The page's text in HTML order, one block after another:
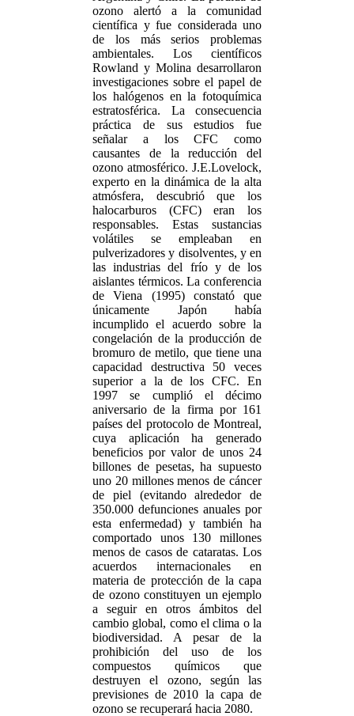
ozono alertó a la comunidad
científica y fue considerada uno
de los más serios problemas
ambientales. Los científicos
Rowland y Molina desarrollaron
investigaciones sobre el papel de
los halógenos en la fotoquímica
estratosférica. La consecuencia
práctica de sus estudios fue
señalar a los CFC como
causantes de la reducción del
ozono atmosférico. J.E.Lovelock,
experto en la dinámica de la alta
atmósfera, descubrió que los
halocarburos (CFC) eran los
responsables. Estas sustancias
volátiles se empleaban en
pulverizadores y disolventes, y en
las industrias del frío y de los
aislantes térmicos. La conferencia
de Viena (1995) constató que
únicamente Japón había
incumplido el acuerdo sobre la
congelación de la producción de
bromuro de metilo, que tiene una
capacidad destructiva 50 veces
superior a la de los CFC. En
1997 se cumplió el décimo
aniversario de la firma por 161
países del protocolo de Montreal,
cuya aplicación ha generado
beneficios por valor de unos 24
billones de pesetas, ha supuesto
uno 20 millones menos de cáncer
de piel (evitando alrededor de
350.000 defunciones anuales por
esta enfermedad) y también ha
comportado unos 130 millones
menos de casos de cataratas. Los
acuerdos internacionales en
materia de protección de la capa
de ozono constituyen un ejemplo
a seguir en otros ámbitos del
cambio global, como el clima o la
biodiversidad. A pesar de la
prohibición del uso de los
compuestos químicos que
destruyen el ozono, según las
previsiones de 2010 la capa de
ozono se recuperará hacia 2080.